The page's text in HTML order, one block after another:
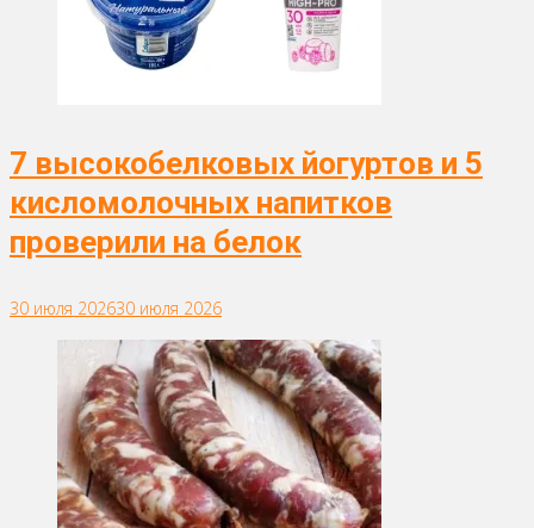
7 высокобелковых йогуртов и 5
кисломолочных напитков
проверили на белок
30 июля 202630 июля 2026